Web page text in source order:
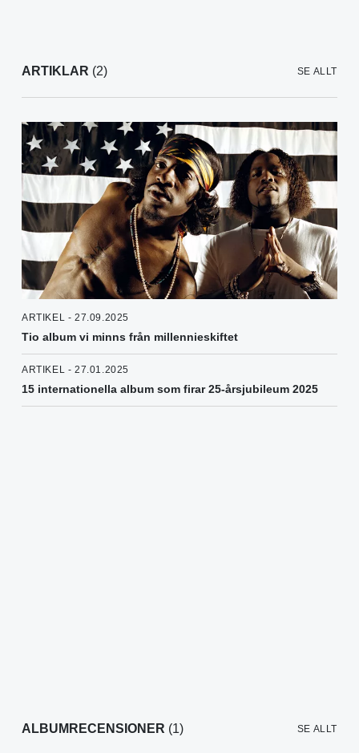
ARTIKLAR (2) SE ALLT
ARTIKEL - 27.09.2025
Tio album vi minns från millennieskiftet
ARTIKEL - 27.01.2025
15 internationella album som firar 25-årsjubileum 2025
ALBUMRECENSIONER (1) SE ALLT